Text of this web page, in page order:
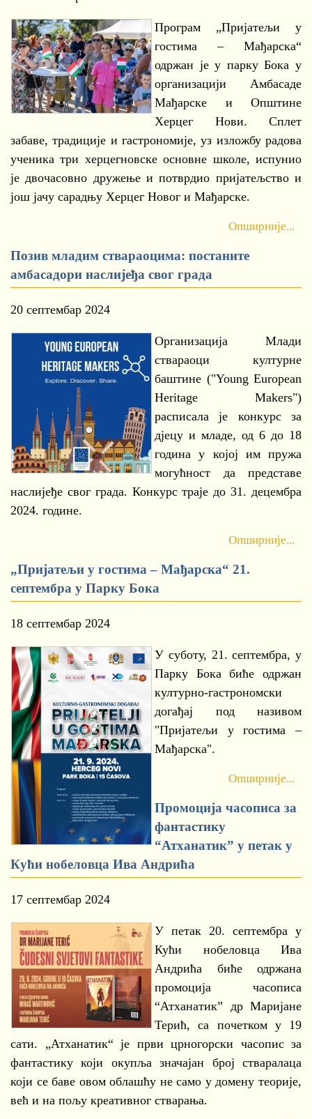
Програм „Пријатељи у
гостима – Мађарска“
одржан је у парку Бока у
организацији Амбасаде
Мађарске и Општине
Херцег Нови. Сплет
забаве, традиције и гастрономије, уз изложбу радова
ученика три херцегновске основне школе, испунио
је двочасовно дружење и потврдио пријатељство и
још јачу сарадњу Херцег Новог и Мађарске.
Опширније...
Позив младим ствараоцима: постаните
амбасадори наслијеђа свог града
20 септембар 2024
Организација Млади
ствараоци културне
баштине ("Young European
Heritage Makers")
расписала је конкурс за
дјецу и младе, од 6 до 18
година у којој им пружа
могућност да представе
наслијеђе свог града. Конкурс траје до 31. децембра
2024. године.
Опширније...
„Пријатељи у гостима – Мађарска“ 21.
септембра у Парку Бока
18 септембар 2024
У суботу, 21. септембра, у
Парку Бока биће одржан
културно-гастрономски
догађај под називом
"Пријатељи у гостима –
Мађарска".
Опширније...
Промоција часописа за
фантастику
“Атханатик” у петак у
Кући нобеловца Ива Андрића
17 септембар 2024
У петак 20. септембра у
Кући нобеловца Ива
Андрића биће одржана
промоција часописа
“Атханатик” др Маријане
Терић, са почетком у 19
сати. „Атханатик“ је први црногорски часопис за
фантастику који окупља значајан број стваралаца
који се баве овом облашћу не само у домену теорије,
већ и на пољу креативног стварања.